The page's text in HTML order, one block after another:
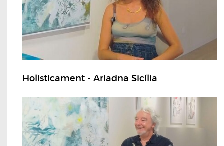
Holisticament - Ariadna Sicília